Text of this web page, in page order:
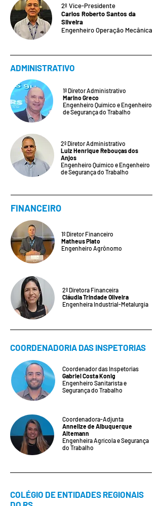
2º Vice-Presidente
Carlos Roberto Santos da
Silveira
Engenheiro Operação Mecânica
ADMINISTRATIVO
1º Diretor Administrativo
Marino Greco
Engenheiro Químico e Engenheiro
de Segurança do Trabalho
2º Diretor Administrativo
Luiz Henrique Rebouças dos
Anjos
Engenheiro Químico e Engenheiro
de Segurança do Trabalho
FINANCEIRO
1º Diretor Financeiro
Matheus Piato
Engenheiro Agrônomo
2º Diretora Financeira
Cláudia Trindade Oliveira
Engenheira Industrial-Metalurgia
COORDENADORIA DAS INSPETORIAS
Coordenador das Inspetorias
Gabriel Costa Konig
Engenheiro Sanitarista e
Segurança do Trabalho
Coordenadora-Adjunta
Annelize de Albuquerque
Altemann
Engenheira Agrícola e Segurança
do Trabalho
COLÉGIO DE ENTIDADES REGIONAIS